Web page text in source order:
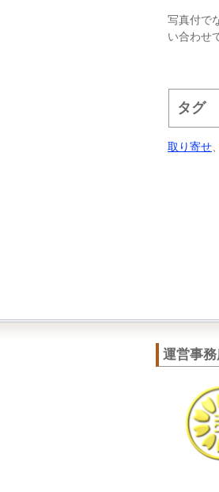
写真付で
い合わせ
タグ
取り寄せ、
運営事